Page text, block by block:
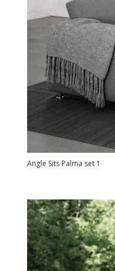
Angle Sits Palma set 1